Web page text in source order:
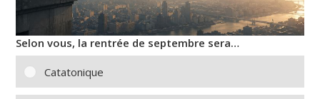
Selon vous, la rentrée de septembre sera…
Catatonique